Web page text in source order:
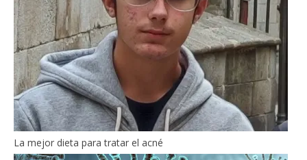
La mejor dieta para tratar el acné